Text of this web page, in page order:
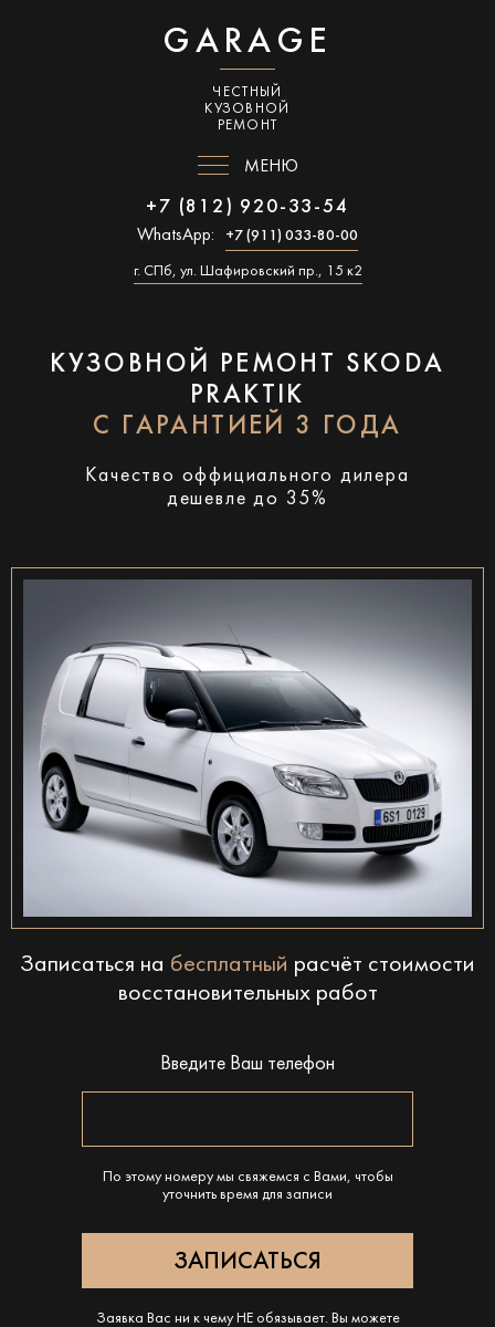
GARAGE
ЧЕСТНЫЙ
КУЗОВНОЙ
РЕМОНТ
МЕНЮ
+7 (812) 920-33-54
WhatsApp: +7 (911) 033-80-00
г. СПб, ул. Шафировский пр., 15 к2
КУЗОВНОЙ РЕМОНТ SKODA
PRAKTIK
С ГАРАНТИЕЙ 3 ГОДА
Качество оффициального дилера
дешевле до 35%
Записаться на бесплатный расчёт стоимости
восстановительных работ
Введите Ваш телефон
По этому номеру мы свяжемся с Вами, чтобы
уточнить время для записи
Заявка Вас ни к чему НЕ обязывает. Вы можете